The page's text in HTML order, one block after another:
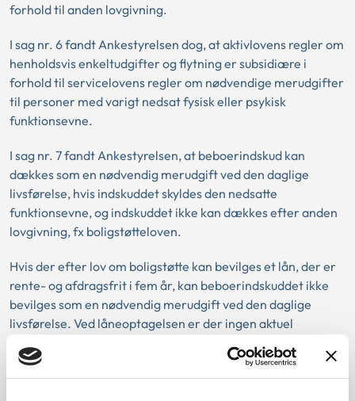
forhold til anden lovgivning.
I sag nr. 6 fandt Ankestyrelsen dog, at aktivlovens regler om
henholdsvis enkeltudgifter og flytning er subsidiære i
forhold til servicelovens regler om nødvendige merudgifter
til personer med varigt nedsat fysisk eller psykisk
funktionsevne.
I sag nr. 7 fandt Ankestyrelsen, at beboerindskud kan
dækkes som en nødvendig merudgift ved den daglige
livsførelse, hvis indskuddet skyldes den nedsatte
funktionsevne, og indskuddet ikke kan dækkes efter anden
lovgivning, fx boligstøtteloven.
Hvis der efter lov om boligstøtte kan bevilges et lån, der er
rente- og afdragsfrit i fem år, kan beboerindskuddet ikke
bevilges som en nødvendig merudgift ved den daglige
livsførelse. Ved låneoptagelsen er der ingen aktuel
Vedligeholdelsesudgifter og håndsrækninger